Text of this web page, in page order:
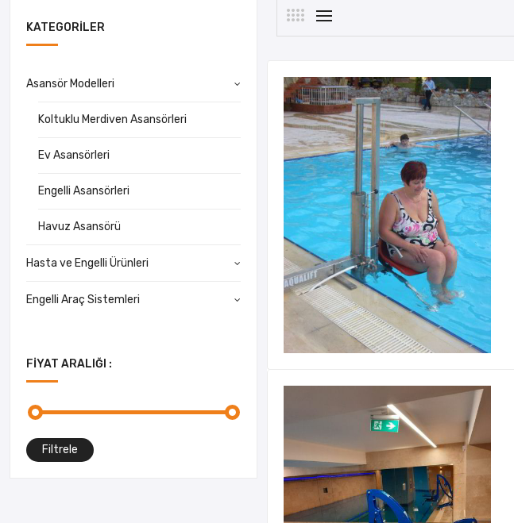
KATEGORILER
Asansör Modelleri
Koltuklu Merdiven Asansörleri
Ev Asansörleri
Engelli Asansörleri
Havuz Asansörü
Hasta ve Engelli Ürünleri
Engelli Araç Sistemleri
FIYAT ARALIĞI :
Filtrele